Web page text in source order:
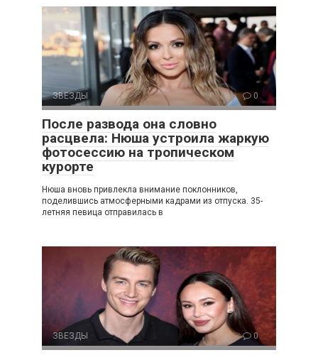
ЗВЕЗДЫ 0
После развода она словно
расцвела: Нюша устроила жаркую
фотосессию на тропическом
курорте
Нюша вновь привлекла внимание поклонников,
поделившись атмосферными кадрами из отпуска. 35-
летняя певица отправилась в
ЗВЕЗДЫ 0